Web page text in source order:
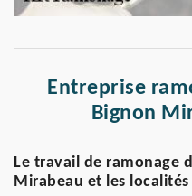
Entreprise
Bignon
Le travail de ramonage
Mirabeau et les